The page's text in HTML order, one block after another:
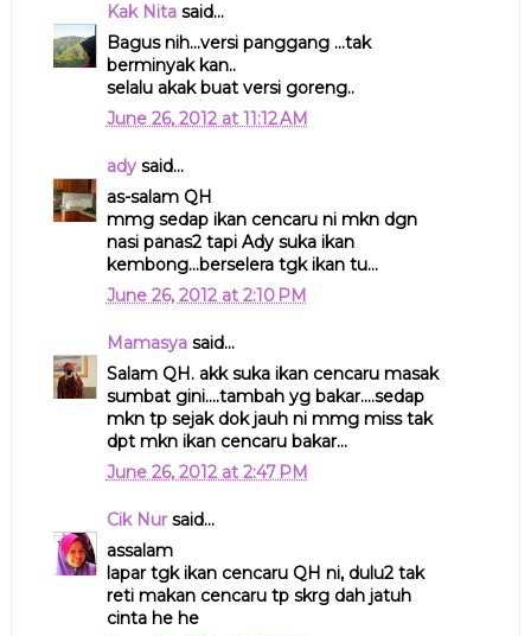
Kak Nitasaid...
Bagus nih...versi panggang ...tak
berminyak kan..
selalu akak buat versi goreng..
June 26, 2012 at 11:12 AM
adysaid...
as-salam QH
mmg sedap ikan cencaru ni mkn dgn
nasi panas2 tapi Ady suka ikan
kembong...berselera tgk ikan tu...
June 26, 2012 at 2:10 PM
Mamasyasaid...
Salam QH. akk suka ikan cencaru masak
sumbat gini....tambah yg bakar....sedap
mkn tp sejak dok jauh ni mmg miss tak
dpt mkn ikan cencaru bakar...
June 26, 2012 at 2:47 PM
Cik Nursaid...
assalam
lapar tgk ikan cencaru QH ni, dulu2 tak
reti makan cencaru tp skrg dah jatuh
cinta he he